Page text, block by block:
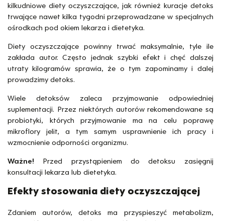
kilkudniowe diety oczyszczające, jak również kuracje detoks
trwające nawet kilka tygodni przeprowadzane w specjalnych
ośrodkach pod okiem lekarza i dietetyka.
Diety oczyszczające powinny trwać maksymalnie, tyle ile
zakłada autor. Często jednak szybki efekt i chęć dalszej
utraty kilogramów sprawia, że o tym zapominamy i dalej
prowadzimy detoks.
Wiele detoksów zaleca przyjmowanie odpowiedniej
suplementacji. Przez niektórych autorów rekomendowane są
probiotyki, których przyjmowanie ma na celu poprawę
mikroflory jelit, a tym samym usprawnienie ich pracy i
wzmocnienie odporności organizmu.
Ważne! Przed przystąpieniem do detoksu zasięgnij
konsultacji lekarza lub dietetyka.
Efekty stosowania diety oczyszczającej
Zdaniem autorów, detoks ma przyspieszyć metabolizm,